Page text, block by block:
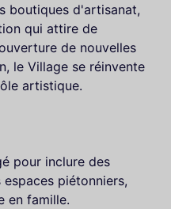
boutiques d'artisanat,
qui attire de
de nouvelles
le Village se réinvente
artistique.
pour inclure des
piétonniers,
en famille.